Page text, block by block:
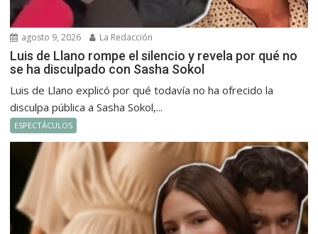
agosto 9, 2026 La Redacción
Luis de Llano rompe el silencio y revela por qué no
se ha disculpado con Sasha Sokol
Luis de Llano explicó por qué todavía no ha ofrecido la
disculpa pública a Sasha Sokol,...
ESPECTÁCULOS